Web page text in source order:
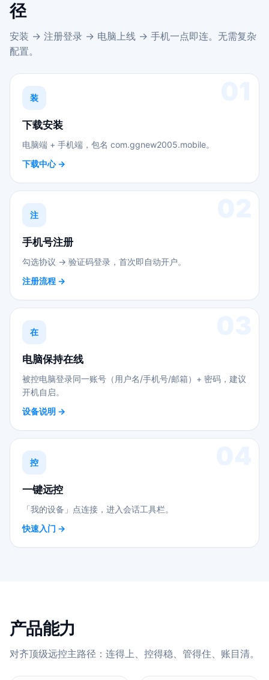
径
安装 → 注册登录 → 电脑上线 → 手机一点即连。无需复杂
配置。
装
下载安装
电脑端 + 手机端，包名 com.ggnew2005.mobile。
下载中心 →
注
手机号注册
勾选协议 → 验证码登录，首次即自动开户。
注册流程 →
在
电脑保持在线
被控电脑登录同一账号（用户名/手机号/邮箱）+ 密码，建议
开机自启。
设备说明 →
控
一键远控
「我的设备」点连接，进入会话工具栏。
快速入门 →
产品能力
对齐顶级远控主路径：连得上、控得稳、管得住、账目清。